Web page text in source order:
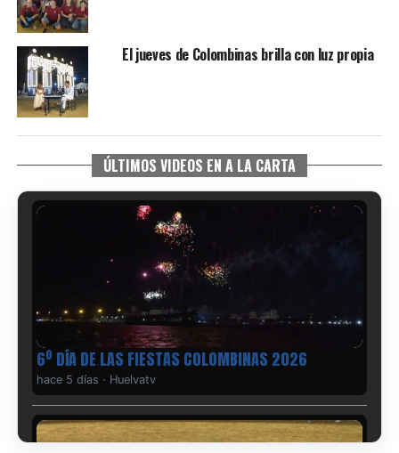
El jueves de Colombinas brilla con luz propia
ÚLTIMOS VIDEOS EN A LA CARTA
6º DÍA DE LAS FIESTAS COLOMBINAS 2026
hace 5 días · Huelvatv